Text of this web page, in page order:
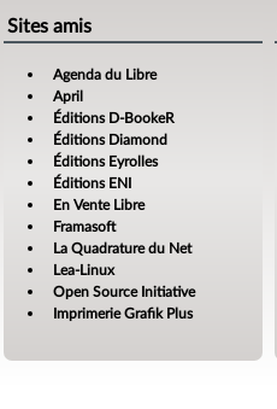
Sites amis
Agenda du Libre
April
Éditions D-BookeR
Éditions Diamond
Éditions Eyrolles
Éditions ENI
En Vente Libre
Framasoft
La Quadrature du Net
Lea-Linux
Open Source Initiative
Imprimerie Grafik Plus